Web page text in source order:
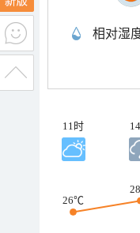
相对湿
11时
26℃